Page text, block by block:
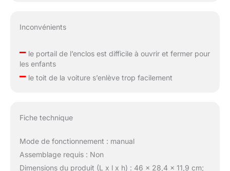
Inconvénients
–le portail de l’enclos est difficile à ouvrir et fermer pour
les enfants
–le toit de la voiture s’enlève trop facilement
Fiche technique
Mode de fonctionnement : manual
Assemblage requis : Non
Dimensions du produit (L x l x h) : 46 x 28,4 x 11,9 cm;